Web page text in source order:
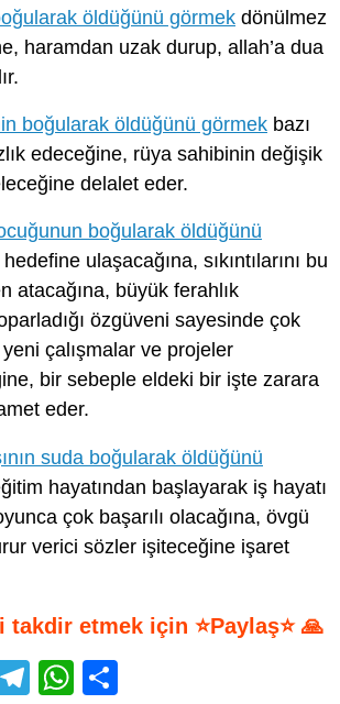
öldüğünü görmek dönülmez
haramdan uzak durup, allah’a dua
boğularak öldüğünü görmek bazı
edeceğine, rüya sahibinin değişik
delalet eder.
boğularak öldüğünü
ulaşacağına, sıkıntılarını bu
atacağına, büyük ferahlık
özgüveni sayesinde çok
çalışmalar ve projeler
bir sebeple eldeki bir işte zarara
eder.
suda boğularak öldüğünü
hayatından başlayarak iş hayatı
çok başarılı olacağına, övgü
verici sözler işiteceğine işaret
takdir etmek için ⭐Paylaş⭐ 🙏
T
T
W